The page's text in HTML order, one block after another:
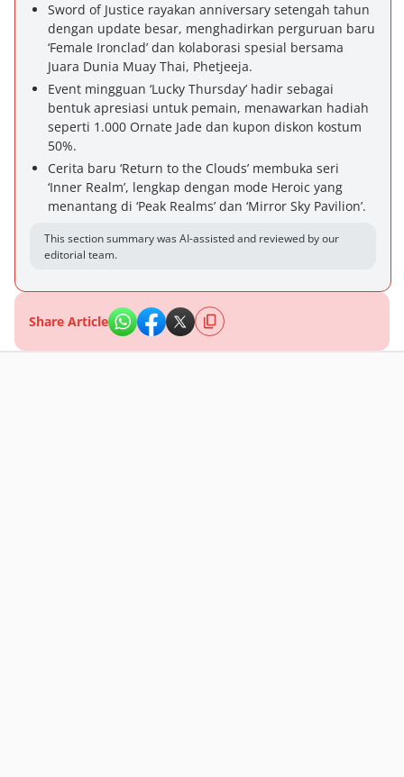
Sword of Justice rayakan anniversary setengah tahun
dengan update besar, menghadirkan perguruan baru
‘Female Ironclad’ dan kolaborasi spesial bersama
Juara Dunia Muay Thai, Phetjeeja.
Event mingguan ‘Lucky Thursday’ hadir sebagai
bentuk apresiasi untuk pemain, menawarkan hadiah
seperti 1.000 Ornate Jade dan kupon diskon kostum
50%.
Cerita baru ‘Return to the Clouds’ membuka seri
‘Inner Realm’, lengkap dengan mode Heroic yang
menantang di ‘Peak Realms’ dan ‘Mirror Sky Pavilion’.
This section summary was AI-assisted and reviewed by our
editorial team.
Share Article